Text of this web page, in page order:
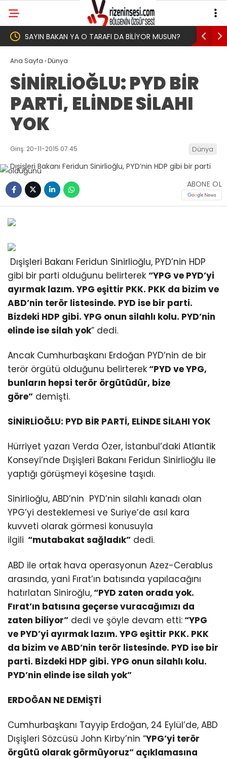
MUSUN? Yeni Parti İktidar Yolculuğuna Erdoğan’ın
Ana Sayfa ›Dünya
SİNİRLİOĞLU: PYD BİR
PARTİ, ELİNDE SİLAHI
YOK
Giriş: 20-11-2015 07:45 Dünya
ABONE OL
Dışişleri Bakanı Feridun Sinirlioğlu, PYD’nin HDP
gibi bir parti olduğunu belirterek “YPG ve PYD’yi
ayırmak lazım. YPG eşittir PKK. PKK da bizim ve
ABD’nin terör listesinde. PYD ise bir parti.
Bizdeki HDP gibi. YPG onun silahlı kolu. PYD’nin
elinde ise silah yok” dedi.
Ancak Cumhurbaşkanı Erdoğan PYD’nin de bir
terör örgütü olduğunu belirterek“PYD ve YPG,
bunların hepsi terör örgütüdür, bize
göre” demişti.
SİNİRLİOĞLU: PYD BİR PARTİ, ELİNDE SİLAHI YOK
Hürriyet yazarı Verda Özer, İstanbul’daki Atlantik
Konseyi’nde Dışişleri Bakanı Feridun Sinirlioğlu ile
yaptığı görüşmeyi köşesine taşıdı.
Sinirlioğlu, ABD’nin PYD’nin silahlı kanadı olan
YPG’yi desteklemesi ve Suriye’de asıl kara
kuvveti olarak görmesi konusuyla
ilgili “mutabakat sağladık” dedi.
ABD ile ortak hava operasyonun Azez-Cerablus
arasında, yani Fırat’ın batısında yapılacağını
hatırlatan Siniroğlu,“PYD zaten orada yok.
Fırat’ın batısına geçerse vuracağımızı da
zaten biliyor” dedi ve şöyle devam etti:“YPG
ve PYD’yi ayırmak lazım. YPG eşittir PKK. PKK
da bizim ve ABD’nin terör listesinde. PYD ise bir
parti. Bizdeki HDP gibi. YPG onun silahlı kolu.
PYD’nin elinde ise silah yok”
ERDOĞAN NE DEMİŞTİ
Cumhurbaşkanı Tayyip Erdoğan, 24 Eylül’de, ABD
Dışişleri Sözcüsü John Kirby’nin “YPG’yi terör
örgütü olarak görmüyoruz” açıklamasına